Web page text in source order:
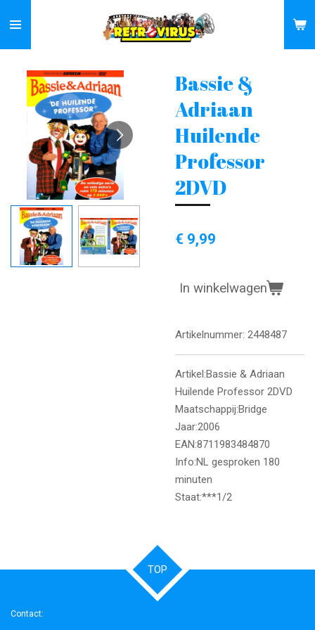
direct
naar
hoofdinhoud
Bassie &
Adriaan
Huilende
Professor
2DVD
€ 9,99
In winkelwagen
Artikelnummer: 2448487
Artikel:Bassie & Adriaan
Huilende Professor 2DVD
Maatschappij:Bridge
Jaar:2006
EAN:8711983484870
Info:NL gesproken 180
minuten
Staat:***1/2
TOP
Contact: